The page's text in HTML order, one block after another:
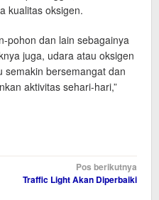
kualitas oksigen.
pohon dan lain sebagainya
juga, udara atau oksigen
semakin bersemangat dan
aktivitas sehari-hari,”
Pos berikutnya
Traffic Light Akan Diperbaiki